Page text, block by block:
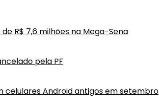
R$ 7,6 milhões na Mega-Sena
pela PF
celulares Android antigos em setembro